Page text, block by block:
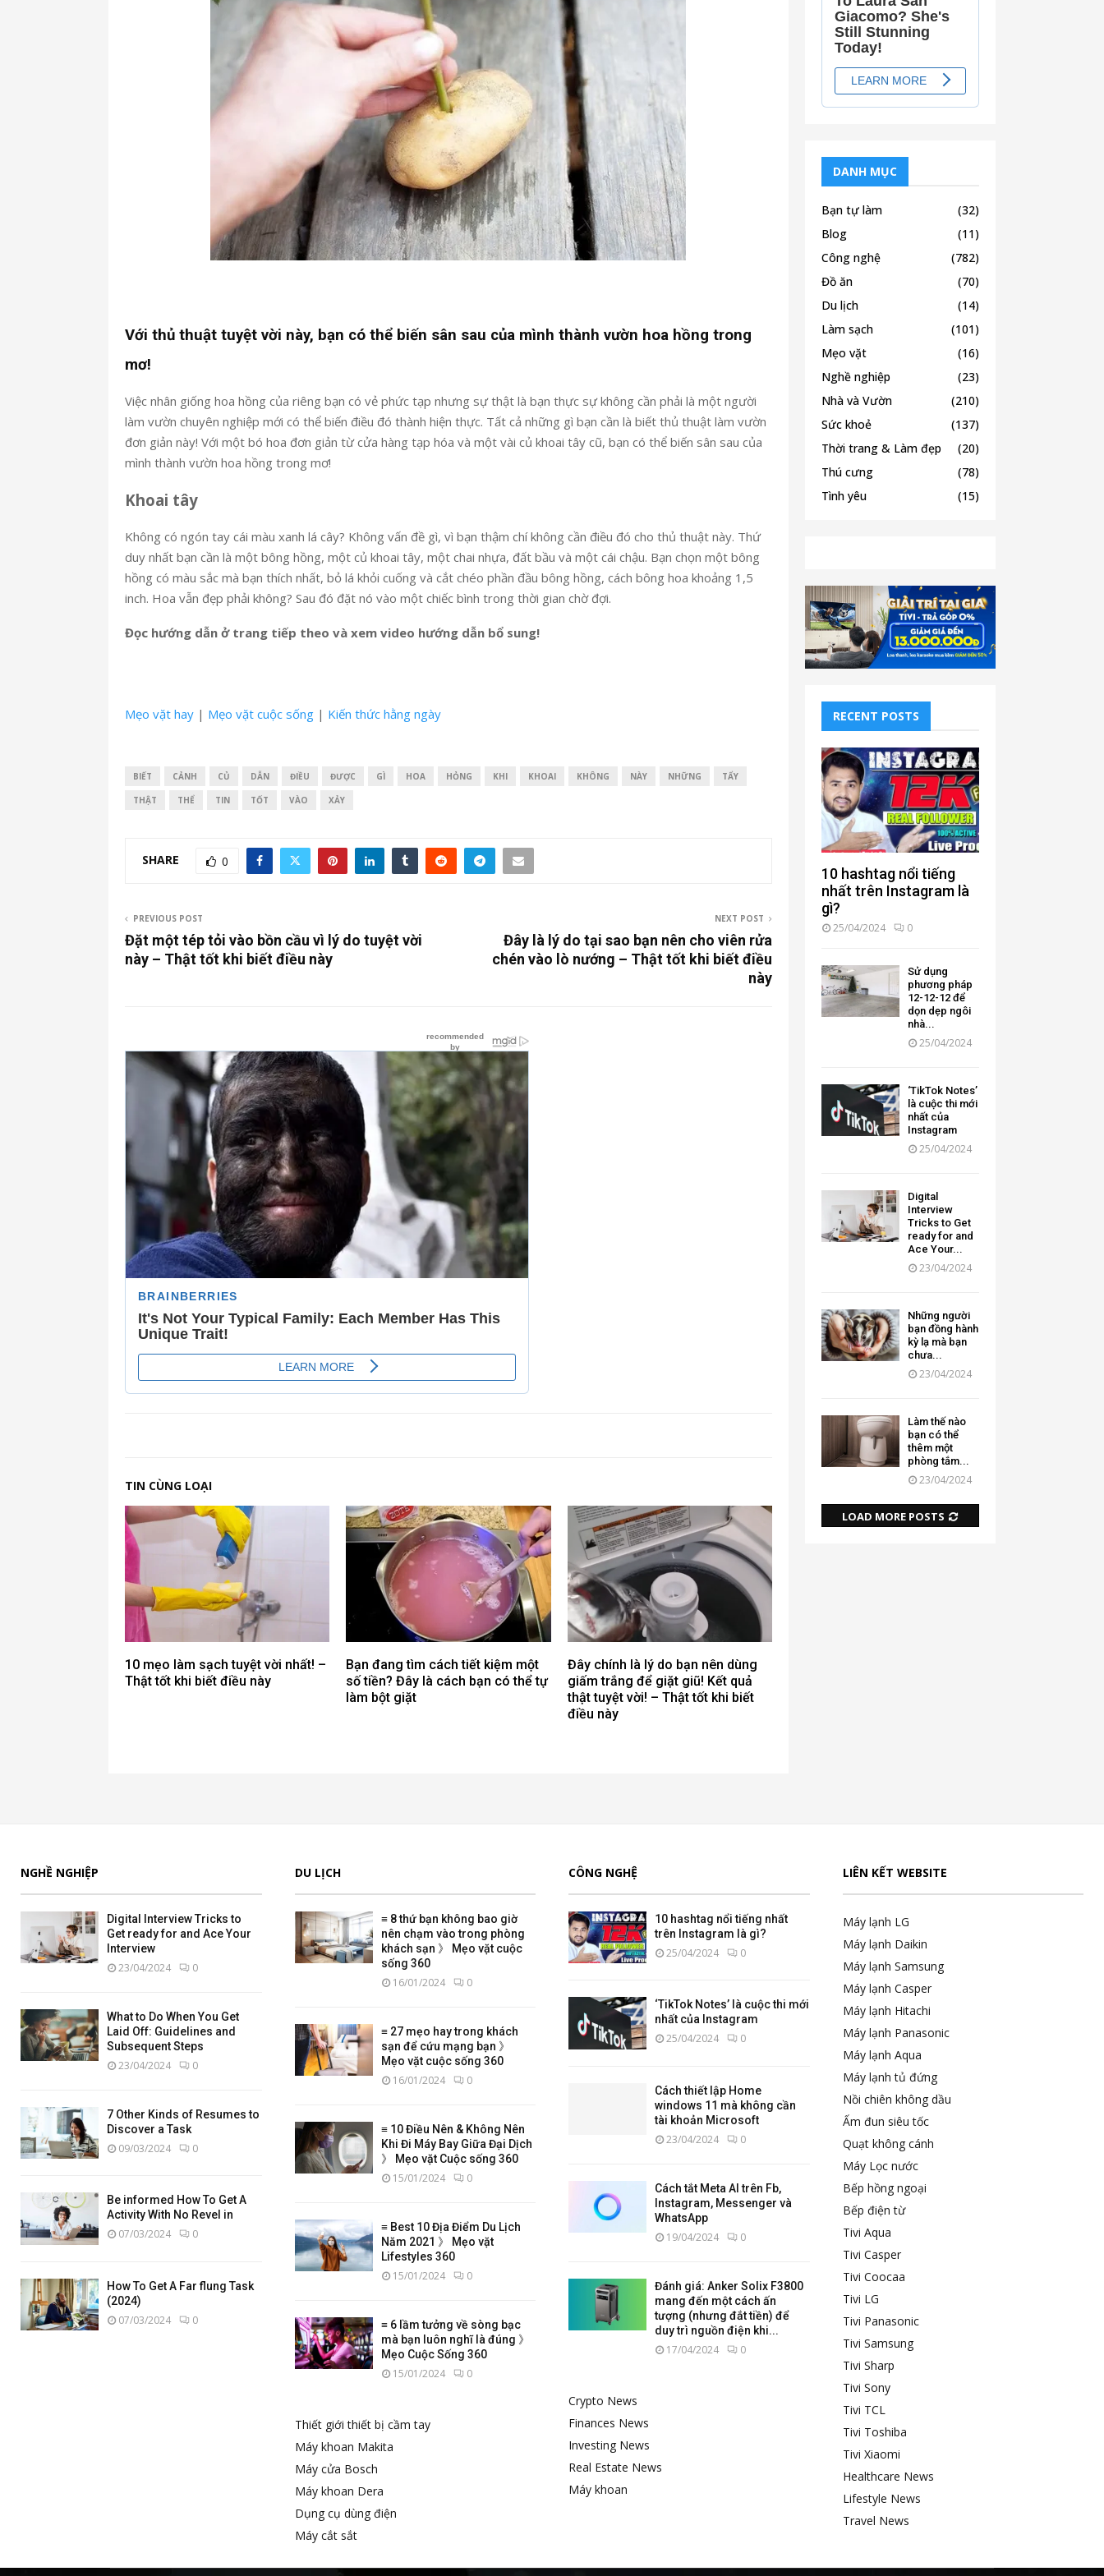
Với thủ thuật tuyệt vời này, bạn có thể biến sân sau của mình thành vườn hoa hồng trong
mơ!
Việc nhân giống hoa hồng của riêng bạn có vẻ phức tạp nhưng sự thật là bạn thực sự không cần phải là một người
làm vườn chuyên nghiệp mới có thể biến điều đó thành hiện thực. Tất cả những gì bạn cần là biết thủ thuật làm vườn
đơn giản này! Với một bó hoa đơn giản từ cửa hàng tạp hóa và một vài củ khoai tây cũ, bạn có thể biến sân sau của
mình thành vườn hoa hồng trong mơ!
Khoai tây
Không có ngón tay cái màu xanh lá cây? Không vấn đề gì, vì bạn thậm chí không cần điều đó cho thủ thuật này. Thứ
duy nhất bạn cần là một bông hồng, một củ khoai tây, một chai nhựa, đất bầu và một cái chậu. Bạn chọn một bông
hồng có màu sắc mà bạn thích nhất, bỏ lá khỏi cuống và cắt chéo phần đầu bông hồng, cách bông hoa khoảng 1,5
inch. Hoa vẫn đẹp phải không? Sau đó đặt nó vào một chiếc bình trong thời gian chờ đợi.
Đọc hướng dẫn ở trang tiếp theo và xem video hướng dẫn bổ sung!
Mẹo vặt hay | Mẹo vặt cuộc sống | Kiến thức hằng ngày
BIẾT CẢNH CỦ DẪN ĐIỀU ĐƯỢC GÌ HOA HỎNG KHI KHOAI KHÔNG NÀY NHỮNG TẨY
THẬT THỂ TIN TỐT VÀO XẢY
SHARE 0
PREVIOUS POST
Đặt một tép tỏi vào bồn cầu vì lý do tuyệt vời
này – Thật tốt khi biết điều này
NEXT POST
Đây là lý do tại sao bạn nên cho viên rửa
chén vào lò nướng – Thật tốt khi biết điều
này
TIN CÙNG LOẠI
10 mẹo làm sạch tuyệt vời nhất! –
Thật tốt khi biết điều này
Bạn đang tìm cách tiết kiệm một
số tiền? Đây là cách bạn có thể tự
làm bột giặt
Đây chính là lý do bạn nên dùng
giấm trắng để giặt giũ! Kết quả
thật tuyệt vời! – Thật tốt khi biết
điều này
DANH MỤC
Bạn tự làm
(32)
Blog
(11)
Công nghệ
(782)
Đồ ăn
(70)
Du lịch
(14)
Làm sạch
(101)
Mẹo vặt
(16)
Nghề nghiệp
(23)
Nhà và Vườn
(210)
Sức khoẻ
(137)
Thời trang & Làm đẹp
(20)
Thú cưng
(78)
Tình yêu
(15)
RECENT POSTS
10 hashtag nổi tiếng
nhất trên Instagram là
gì?
25/04/2024 0
Sử dụng
phương pháp
12-12-12 để
dọn dẹp ngôi
nhà...
25/04/2024
‘TikTok Notes’
là cuộc thi mới
nhất của
Instagram
25/04/2024
Digital
Interview
Tricks to Get
ready for and
Ace Your...
23/04/2024
Những người
bạn đồng hành
kỳ lạ mà bạn
chưa...
23/04/2024
Làm thế nào
bạn có thể
thêm một
phòng tắm...
23/04/2024
LOAD MORE POSTS
NGHỀ NGHIỆP
Digital Interview Tricks to
Get ready for and Ace Your
Interview
23/04/2024 0
What to Do When You Get
Laid Off: Guidelines and
Subsequent Steps
23/04/2024 0
7 Other Kinds of Resumes to
Discover a Task
09/03/2024 0
Be informed How To Get A
Activity With No Revel in
07/03/2024 0
How To Get A Far flung Task
(2024)
07/03/2024 0
DU LỊCH
≡ 8 thứ bạn không bao giờ
nên chạm vào trong phòng
khách sạn 》 Mẹo vặt cuộc
sống 360
16/01/2024 0
≡ 27 mẹo hay trong khách
sạn để cứu mạng bạn 》
Mẹo vặt cuộc sống 360
16/01/2024 0
≡ 10 Điều Nên & Không Nên
Khi Đi Máy Bay Giữa Đại Dịch
》 Mẹo vặt Cuộc sống 360
15/01/2024 0
≡ Best 10 Địa Điểm Du Lịch
Năm 2021 》 Mẹo vặt
Lifestyles 360
15/01/2024 0
≡ 6 lầm tưởng về sòng bạc
mà bạn luôn nghĩ là đúng 》
Mẹo Cuộc Sống 360
15/01/2024 0
Thiết giới thiết bị cầm tay
Máy khoan Makita
Máy cửa Bosch
Máy khoan Dera
Dụng cụ dùng điện
Máy cắt sắt
CÔNG NGHỆ
10 hashtag nổi tiếng nhất
trên Instagram là gì?
25/04/2024 0
‘TikTok Notes’ là cuộc thi mới
nhất của Instagram
25/04/2024 0
Cách thiết lập Home
windows 11 mà không cần
tài khoản Microsoft
23/04/2024 0
Cách tắt Meta AI trên Fb,
Instagram, Messenger và
WhatsApp
19/04/2024 0
Đánh giá: Anker Solix F3800
mang đến một cách ấn
tượng (nhưng đắt tiền) để
duy trì nguồn điện khi...
17/04/2024 0
Crypto News
Finances News
Investing News
Real Estate News
Máy khoan
LIÊN KẾT WEBSITE
Máy lạnh LG
Máy lạnh Daikin
Máy lạnh Samsung
Máy lạnh Casper
Máy lạnh Hitachi
Máy lạnh Panasonic
Máy lạnh Aqua
Máy lạnh tủ đứng
Nồi chiên không dầu
Ấm đun siêu tốc
Quạt không cánh
Máy Lọc nước
Bếp hồng ngoại
Bếp điện từ
Tivi Aqua
Tivi Casper
Tivi Coocaa
Tivi LG
Tivi Panasonic
Tivi Samsung
Tivi Sharp
Tivi Sony
Tivi TCL
Tivi Toshiba
Tivi Xiaomi
Healthcare News
Lifestyle News
Travel News